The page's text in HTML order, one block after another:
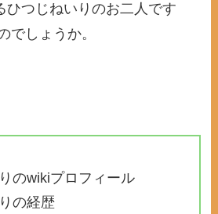
ひつじねいりのお二人です
でしょうか。
のwikiプロフィール
の経歴